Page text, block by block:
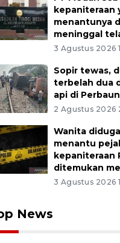
kepaniteraan
menantunya
meninggal
3 Agustus 2026
Sopir tewas,
terbelah dua
api di
2 Agustus 2026
Wanita
menantu
kepaniteraan
ditemukan
3 Agustus 2026
News